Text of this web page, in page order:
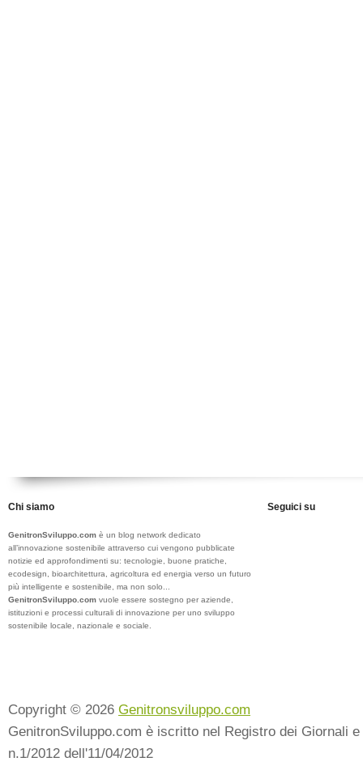
Chi siamo
GenitronSviluppo.com è un blog network dedicato
all’innovazione sostenibile attraverso cui vengono pubblicate
notizie ed approfondimenti su: tecnologie, buone pratiche,
ecodesign, bioarchitettura, agricoltura ed energia verso un futuro
più intelligente e sostenibile, ma non solo...
GenitronSviluppo.com vuole essere sostegno per aziende,
istituzioni e processi culturali di innovazione per uno sviluppo
sostenibile locale, nazionale e sociale.
Seguici su
Copyright © 2026 Genitronsviluppo.com
GenitronSviluppo.com è iscritto nel Registro dei Giornali
n.1/2012 dell'11/04/2012